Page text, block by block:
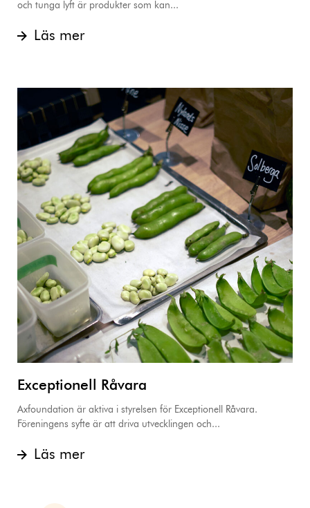
och tunga lyft är produkter som kan...
Läs mer
Exceptionell Råvara
Axfoundation är aktiva i styrelsen för Exceptionell Råvara.
Föreningens syfte är att driva utvecklingen och...
Läs mer